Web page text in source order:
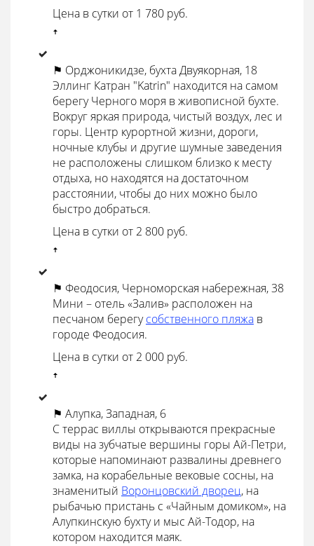
Цена в сутки от 1 780 руб.
ꜛ
⚑ Орджоникидзе, бухта Двуякорная, 18
Эллинг Катран "Katrin" находится на самом
берегу Черного моря в живописной бухте.
Вокруг яркая природа, чистый воздух, лес и
горы. Центр курортной жизни, дороги,
ночные клубы и другие шумные заведения
не расположены слишком близко к месту
отдыха, но находятся на достаточном
расстоянии, чтобы до них можно было
быстро добраться.
Цена в сутки от 2 800 руб.
ꜛ
⚑ Феодосия, Черноморская набережная, 38
Мини – отель «Залив» расположен на
песчаном берегусобственного пляжа в
городе Феодосия.
Цена в сутки от 2 000 руб.
ꜛ
⚑ Алупка, Западная, 6
С террас виллы открываются прекрасные
виды на зубчатые вершины горы Ай-Петри,
которые напоминают развалины древнего
замка, на корабельные вековые сосны, на
знаменитый Воронцовский дворец, на
рыбачью пристань с «Чайным домиком», на
Алупкинскую бухту и мыс Ай-Тодор, на
котором находится маяк.